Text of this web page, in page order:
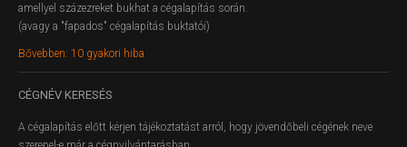
amellyel százezreket bukhat a cégalapítás során.
(avagy a "fapados" cégalapítás buktatói)
Bővebben: 10 gyakori hiba
CÉGNÉV KERESÉS
A cégalapítás előtt kérjen tájékoztatást arról, hogy jövendőbeli cégének neve